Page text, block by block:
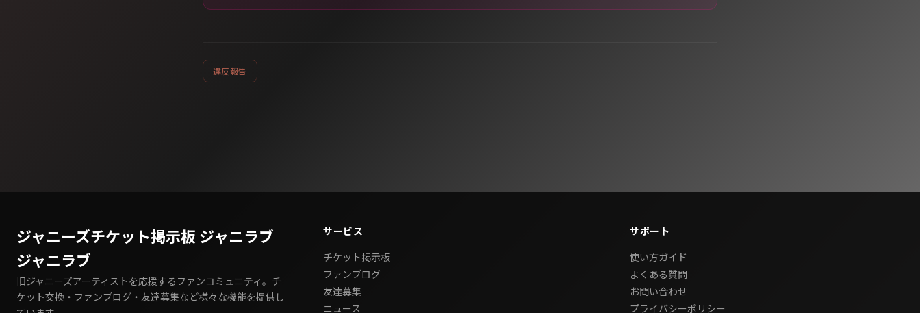
違反報告
ジャニーズチケット掲示板 ジャニラブ
ジャニラブ
旧ジャニーズアーティストを応援するファンコミュニティ。チ
ケット交換・ファンブログ・友達募集など様々な機能を提供し
サービス
チケット掲示板
ファンブログ
友達募集
ニュース
サポート
使い方ガイド
よくある質問
お問い合わせ
プライバシーポリシー